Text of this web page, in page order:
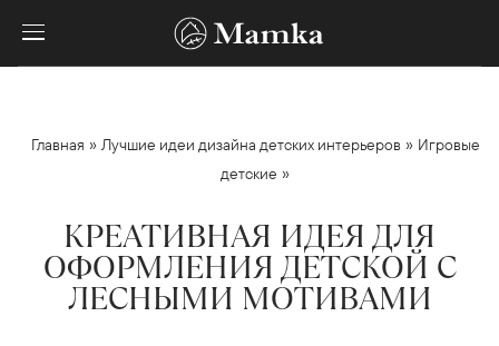
Главная »Лучшие идеи дизайна детских интерьеров » Игровые
детские »
КРЕАТИВНАЯ ИДЕЯ ДЛЯ
ОФОРМЛЕНИЯ ДЕТСКОЙ С
ЛЕСНЫМИ МОТИВАМИ